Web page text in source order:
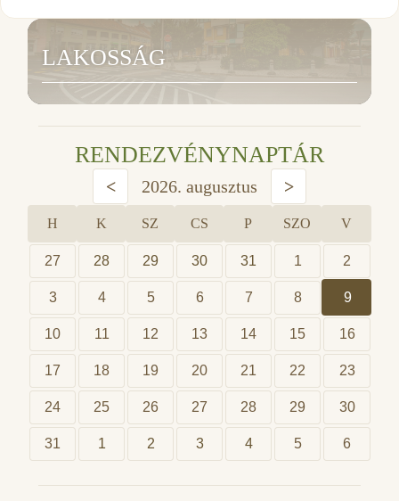
LAKOSSÁG
RENDEZVÉNYNAPTÁR
< 2026. augusztus >
H K SZ CS P SZO V
27 28 29 30 31 1 2
3 4 5 6 7 8 9
10 11 12 13 14 15 16
17 18 19 20 21 22 23
24 25 26 27 28 29 30
31 1 2 3 4 5 6